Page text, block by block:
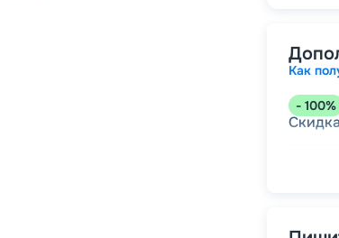
Как
- 100%
Скидка